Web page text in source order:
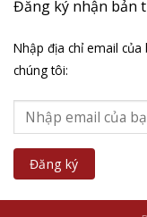
Đăng ký nhận bản
Nhập địa chỉ email
chúng tôi: